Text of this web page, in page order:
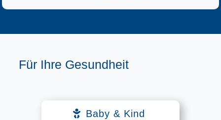
Für Ihre Gesundheit
Baby & Kind